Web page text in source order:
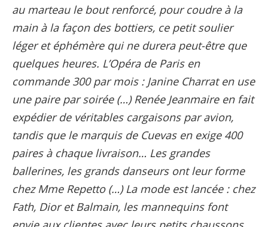
au marteau le bout renforcé, pour coudre à la
main à la façon des bottiers, ce petit soulier
léger et éphémère qui ne durera peut-être que
quelques heures. L’Opéra de Paris en
commande 300 par mois : Janine Charrat en use
une paire par soirée (…) Renée Jeanmaire en fait
expédier de véritables cargaisons par avion,
tandis que le marquis de Cuevas en exige 400
paires à chaque livraison… Les grandes
ballerines, les grands danseurs ont leur forme
chez Mme Repetto (…) La mode est lancée : chez
Fath, Dior et Balmain, les mannequins font